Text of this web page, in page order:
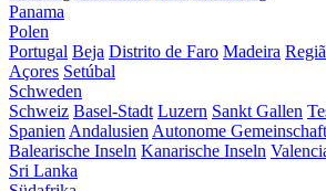
Panama
Polen
Portugal Beja Distrito de Faro Madeira
Açores Setúbal
Schweden
Schweiz Basel-Stadt Luzern Sankt Gallen
Spanien Andalusien Autonome
Balearische Inseln Kanarische Inseln
Sri Lanka